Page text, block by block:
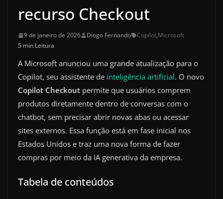
recurso Checkout
9 de janeiro de 2026 Diogo Fernando Copilot,Microsoft
5 min Leitura
A Microsoft anunciou uma grande atualização para o
Copilot, seu assistente de inteligência artificial. O novo
Copilot Checkout permite que usuários comprem
produtos diretamente dentro de conversas com o
chatbot, sem precisar abrir novas abas ou acessar
sites externos. Essa função está em fase inicial nos
Estados Unidos e traz uma nova forma de fazer
compras por meio da IA generativa da empresa.
Tabela de conteúdos